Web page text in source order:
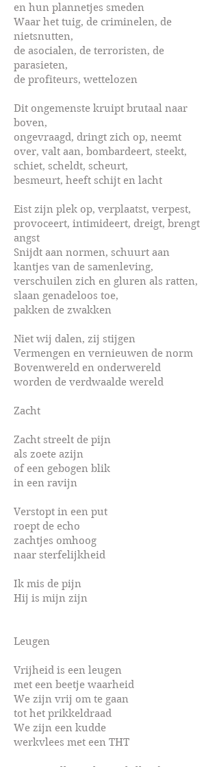
en hun plannetjes smeden
Waar het tuig, de criminelen, de
nietsnutten,
de asocialen, de terroristen, de
parasieten,
de profiteurs, wettelozen
Dit ongemenste kruipt brutaal naar
boven,
ongevraagd, dringt zich op, neemt
over, valt aan, bombardeert, steekt,
schiet, scheldt, scheurt,
besmeurt, heeft schijt en lacht
Eist zijn plek op, verplaatst, verpest,
provoceert, intimideert, dreigt, brengt
angst
Snijdt aan normen, schuurt aan
kantjes van de samenleving,
verschuilen zich en gluren als ratten,
slaan genadeloos toe,
pakken de zwakken
Niet wij dalen, zij stijgen
Vermengen en vernieuwen de norm
Bovenwereld en onderwereld
worden de verdwaalde wereld
Zacht
Zacht streelt de pijn
als zoete azijn
of een gebogen blik
in een ravijn
Verstopt in een put
roept de echo
zachtjes omhoog
naar sterfelijkheid
Ik mis de pijn
Hij is mijn zijn
Leugen
Vrijheid is een leugen
met een beetje waarheid
We zijn vrij om te gaan
tot het prikkeldraad
We zijn een kudde
werkvlees met een THT